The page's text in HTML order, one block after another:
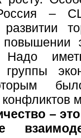
–
Надо
группы
–